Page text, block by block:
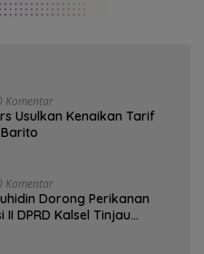
Komentar
Usulkan Kenaikan Tarif
Komentar
Dorong Perikanan
II DPRD Kalsel Tinjau